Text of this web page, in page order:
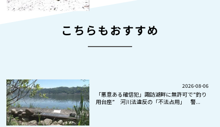
こちらもおすすめ
2026-08-06
「悪意ある確信犯」諏訪湖畔に無許可で”釣り
用台座” 河川法違反の「不法占用」 警...